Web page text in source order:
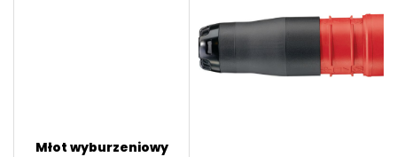
Młot wyburzeniowy